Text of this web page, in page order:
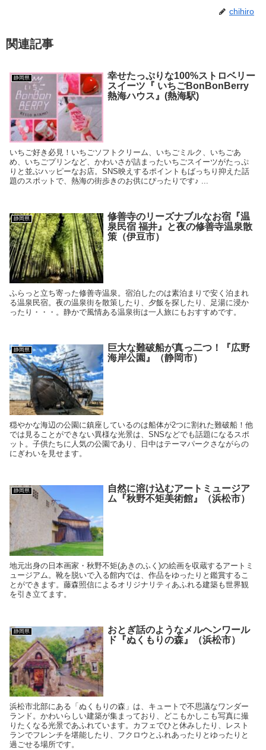
chihiro
関連記事
静岡県
幸せたっぷりな100%ストロベリー
スイーツ『 いちごBonBonBerry
熱海ハウス』(熱海駅)
いちご好き必見！いちごソフトクリーム、いちごミルク、いちごあ
め、いちごプリンなど、かわいさが詰まったいちごスイーツがたっぷ
りと並ぶハッピーなお店。SNS映えするポイントもばっちり抑えた話
題のスポットで、熱海の街歩きのお供にぴったりです♪ ...
静岡県
修善寺のリーズナブルなお宿『温
泉民宿 福井』と夜の修善寺温泉散
策（伊豆市）
ふらっと立ち寄った修善寺温泉。宿泊したのは素泊まりで安く泊まれ
る温泉民宿。夜の温泉街を散策したり、夕飯を探したり、足湯に浸か
ったり・・・。静かで風情ある温泉街は一人旅にもおすすめです。
静岡県
巨大な難破船が真っ二つ！『広野
海岸公園』（静岡市）
穏やかな海辺の公園に鎮座しているのは船体が2つに割れた難破船！他
では見ることができない異様な光景は、SNSなどでも話題になるスポ
ット。子供たちに人気の公園であり、日中はテーマパークさながらの
にぎわいを見せます。
静岡県
自然に溶け込むアートミュージア
ム『秋野不矩美術館』（浜松市）
地元出身の日本画家・秋野不矩(あきのふく)の絵画を収蔵するアートミ
ュージアム。靴を脱いで入る館内では、作品をゆったりと鑑賞するこ
とができます。藤森照信によるオリジナリティあふれる建築も世界観
を引き立てます。
静岡県
おとぎ話のようなメルヘンワール
ド『ぬくもりの森』（浜松市）
浜松市北部にある「ぬくもりの森」は、キュートで不思議なワンダー
ランド。かわいらしい建築が集まっており、どこもかしこも写真に撮
りたくなる光景であふれています。カフェでひと休みしたり、レスト
ランでフレンチを堪能したり、フクロウとふれあったりとゆったりと
過ごせる場所です。